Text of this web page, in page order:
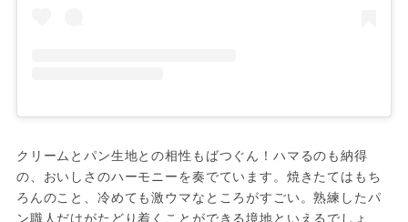
クリームとパン生地との相性もばつぐん！ハマるのも納得
の、おいしさのハーモニーを奏でています。焼きたてはもち
ろんのこと、冷めても激ウマなところがすごい。熟練したパ
ン職人だけがたどり着くことができる境地といえるでしょ